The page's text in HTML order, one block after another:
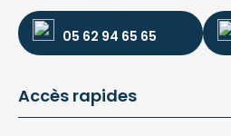
05 62 94 65 65
Accès rapides